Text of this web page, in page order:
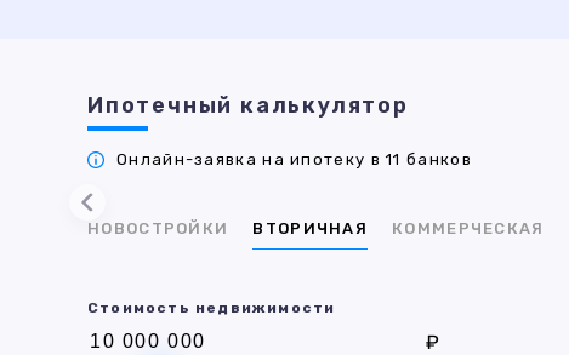
Ипотечный калькулятор
Онлайн-заявка на ипотеку в 11 банков
НОВОСТРОЙКИ ВТОРИЧНАЯ КОММЕРЧЕСКАЯ
Стоимость недвижимости
₽